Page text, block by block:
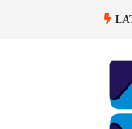
സമർപ്പണ